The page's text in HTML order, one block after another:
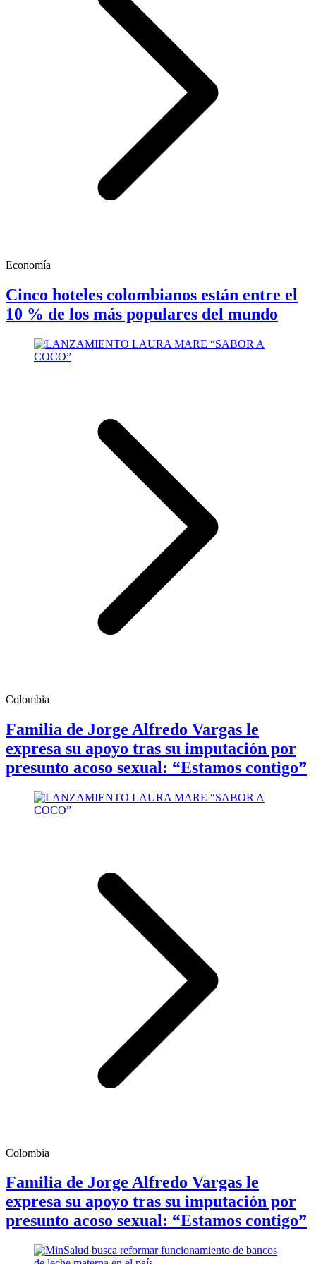
Economía
Cinco hoteles colombianos están entre el
10 % de los más populares del mundo
Colombia
Familia de Jorge Alfredo Vargas le
expresa su apoyo tras su imputación por
presunto acoso sexual: “Estamos contigo”
Colombia
Familia de Jorge Alfredo Vargas le
expresa su apoyo tras su imputación por
presunto acoso sexual: “Estamos contigo”